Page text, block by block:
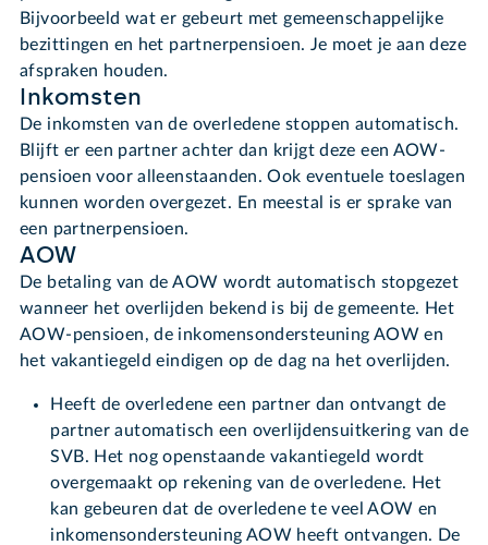
Bijvoorbeeld wat er gebeurt met gemeenschappelijke
bezittingen en het partnerpensioen. Je moet je aan deze
afspraken houden.
Inkomsten
De inkomsten van de overledene stoppen automatisch.
Blijft er een partner achter dan krijgt deze een AOW-
pensioen voor alleenstaanden. Ook eventuele toeslagen
kunnen worden overgezet. En meestal is er sprake van
een partnerpensioen.
AOW
De betaling van de AOW wordt automatisch stopgezet
wanneer het overlijden bekend is bij de gemeente. Het
AOW-pensioen, de inkomensondersteuning AOW en
het vakantiegeld eindigen op de dag na het overlijden.
Heeft de overledene een partner dan ontvangt de
partner automatisch een overlijdensuitkering van de
SVB. Het nog openstaande vakantiegeld wordt
overgemaakt op rekening van de overledene. Het
kan gebeuren dat de overledene te veel AOW en
inkomensondersteuning AOW heeft ontvangen. De